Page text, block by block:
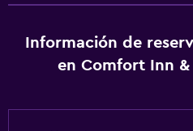
Aire acondicionado
Toallas/ropa de cama (cargo
Información de
en Comfort Inn &